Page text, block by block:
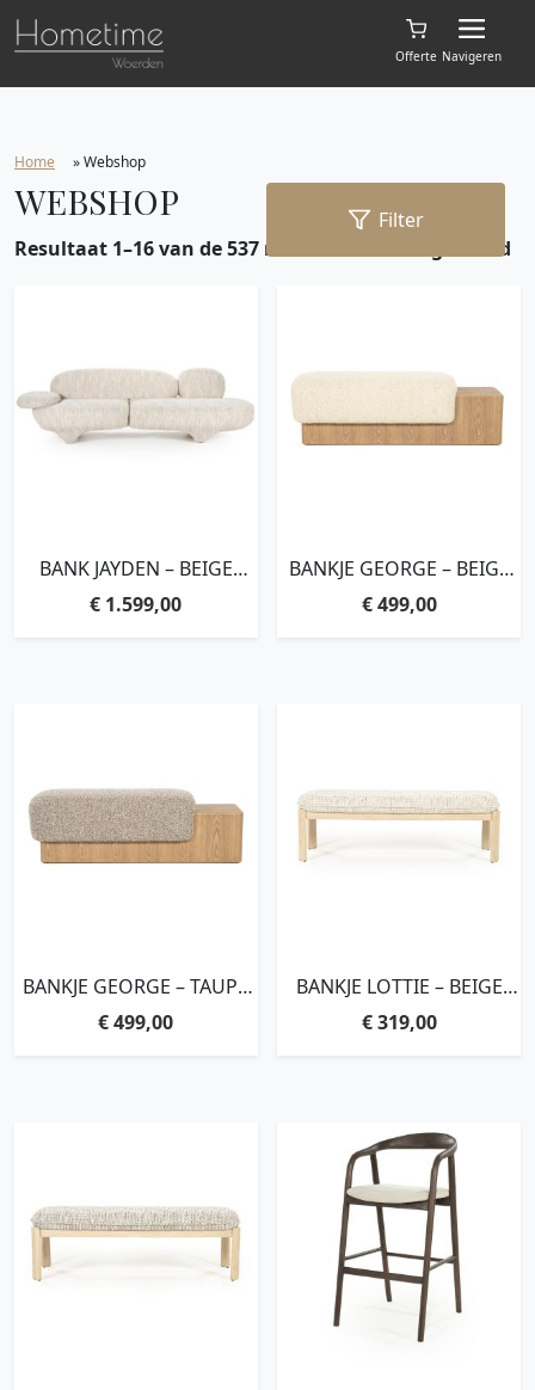
Offerte Navigeren
Home »Webshop
WEBSHOP
Filter
Resultaat 1–16 van de 537 resultaten wordt getoond
BANK JAYDEN – BEIGE
BARKLEY
€ 1.599,00
BANKJE GEORGE – BEIGE
FLOU
€499,00
BANKJE GEORGE – TAUPE
FLOU
€499,00
BANKJE LOTTIE – BEIGE
NORI
€319,00